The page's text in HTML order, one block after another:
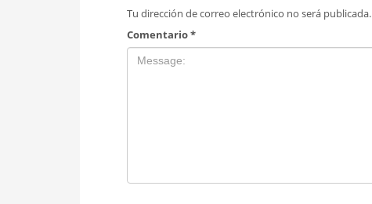
Tu dirección de correo electrónico no será publicada.
Comentario*